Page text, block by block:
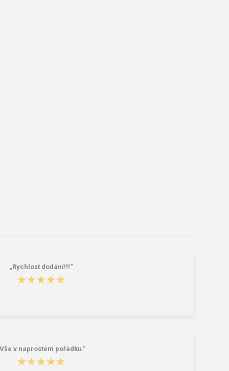
„Rychlost dodání!!!“
★★★★★
★★★★★
v naprostém pořádku.“
★★★★★
★★★★★